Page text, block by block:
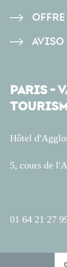
AVISO
PARIS -
Hôtel
5, cours de
01 64 21 27